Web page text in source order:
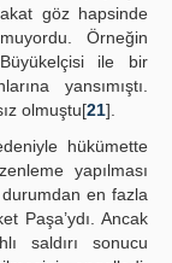
göz hapsinde
Örneğin
ile bir
yansımıştı.
olmuştu[21].
hükümette
yapılması
en fazla
Paşa’ydı. Ancak
saldırı sonucu